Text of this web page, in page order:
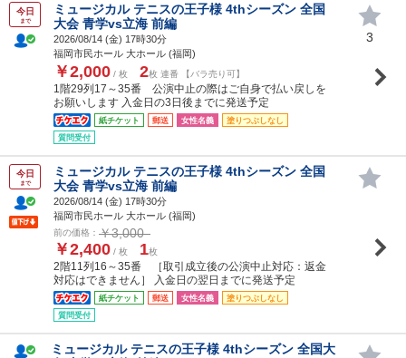
今日
まで
ミュージカル テニスの王子様 4thシーズン 全国
大会 青学vs立海 前編
2026/08/14 (金) 17時30分
福岡市民ホール 大ホール (福岡)
￥2,000 / 枚 2枚 連番 【バラ売り可】
1階29列17～35番 公演中止の際はご自身で払い戻しを
お願いします 入金日の3日後までに発送予定
紙チケット 郵送 女性名義
塗りつぶしなし
質問受付
3
今日
まで
ミュージカル テニスの王子様 4thシーズン 全国
大会 青学vs立海 前編
2026/08/14 (金) 17時30分
福岡市民ホール 大ホール (福岡)
前の価格： ￥3,000
￥2,400 / 枚 1枚
2階11列16～35番 ［取引成立後の公演中止対応：返金
対応はできません］ 入金日の翌日までに発送予定
紙チケット 郵送 女性名義
塗りつぶしなし
質問受付
ミュージカル テニスの王子様 4thシーズン 全国大